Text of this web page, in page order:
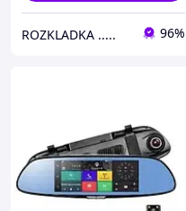
ROZKLADKA ..... 96%